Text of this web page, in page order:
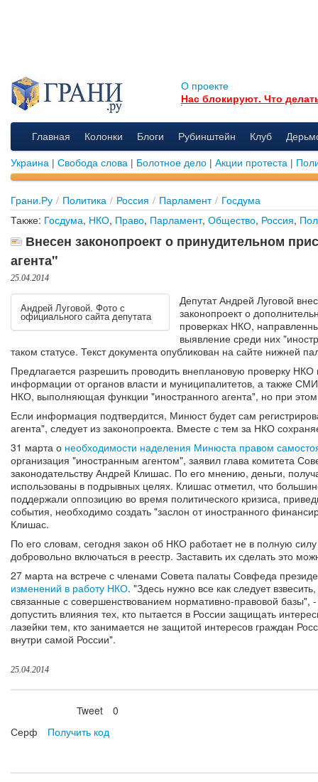
О проекте
Нас блокируют. Что
Главная Колонки Блоги Рубинштейн Клуб
Украина | Свобода слова | Болотное дело | Акции протеста |
Грани.Ру / Политика / Россия / Парламент / Госдума
Также: Госдума, НКО, Право, Парламент, Общество, Россия,
Внесен законопроект о принудительном
агента"
25.04.2014
Андрей Луговой. Фото с
официального сайта депутата
Депутат Андрей Луговой
законопроект о
проверках НКО,
выявление среди них
таком статусе. Текст документа опубликован на сайте нижней
Предлагается разрешить проводить внеплановую проверку
информации от органов власти и муниципалитетов, а также
НКО, выполняющая функции "иностранного агента", но при этом
Если информация подтвердится, Минюст будет сам
агента", следует из законопроекта. Вместе с тем за НКО
31 марта о необходимости наделения Минюста правом
организация "иностранным агентом", заявил глава комитета
законодательству Андрей Клишас. По его мнению, деньги,
использованы в подрывных целях. Клишас отметил, что
поддержали оппозицию во время политического кризиса,
события, необходимо создать "заслон от иностранного
Клишас.
По его словам, сегодня закон об НКО работает не в полную
добровольно включаться в реестр. Заставить их сделать это
27 марта на встрече с членами Совета палаты Совфеда
изменений в работу НКО. "Здесь нужно все как следует
связанные с совершенствованием нормативно-правовой базы",
допустить влияния тех, кто пытается в России защищать
лазейки тем, кто занимается не защитой интересов граждан
внутри самой России".
25.04.2014
Tweet
0
Серф
Получить код